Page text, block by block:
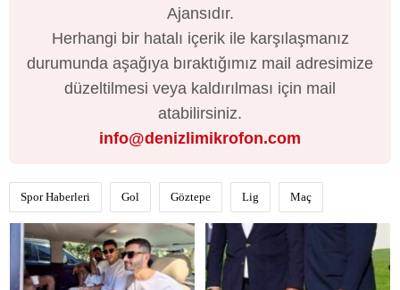
Ajansıdır.
Herhangi bir hatalı içerik ile karşılaşmanız
durumunda aşağıya bıraktığımız mail adresimize
düzeltilmesi veya kaldırılması için mail
atabilirsiniz.
info@denizlimikrofon.com
Spor Haberleri Gol Göztepe Lig Maç